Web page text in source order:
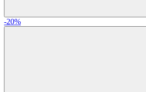
-20%